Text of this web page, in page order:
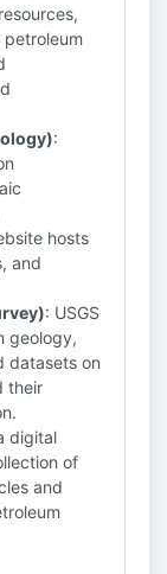
petroleum
:
hosts
and
: USGS
geology,
datasets on
their
digital
of
and